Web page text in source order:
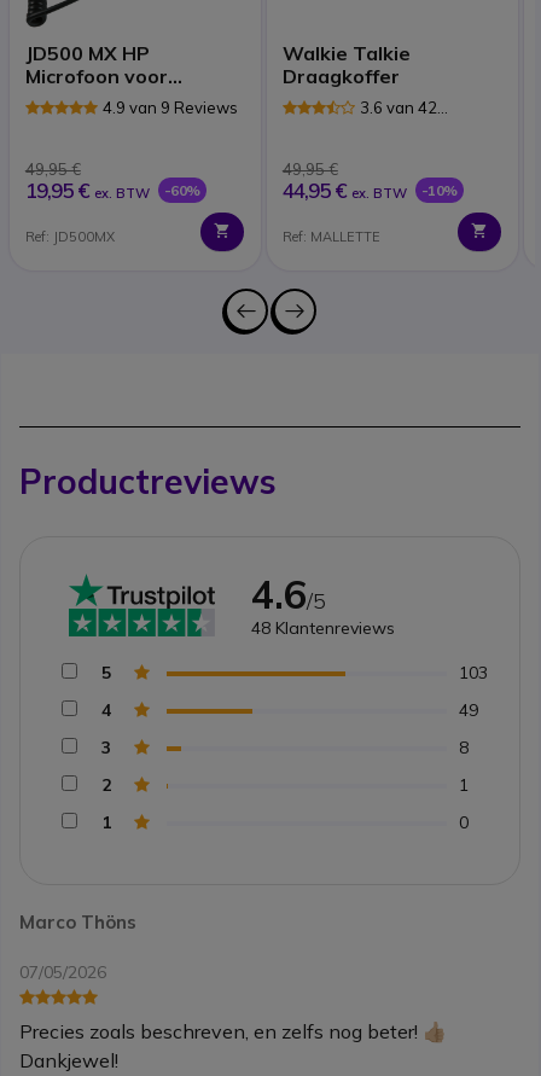
JD500 MX HP
Microfoon voor
Motorola Walkie
Talkies (2 Pins)
4.9 van 9 Reviews
49,95 €
19,95 € ex. BTW -60%
Ref: JD500MX
Walkie Talkie
Draagkoffer
3.6 van 42
49,95 €
44,95 € ex. BTW -10%
Ref: MALLETTE
Productreviews
Marco Thöns
07/05/2026
Precies zoals beschreven, en zelfs nog beter! 👍🏼
Dankjewel!
4.6/5
48 Klantenreviews
5
103
4
49
3
8
2
1
1
0